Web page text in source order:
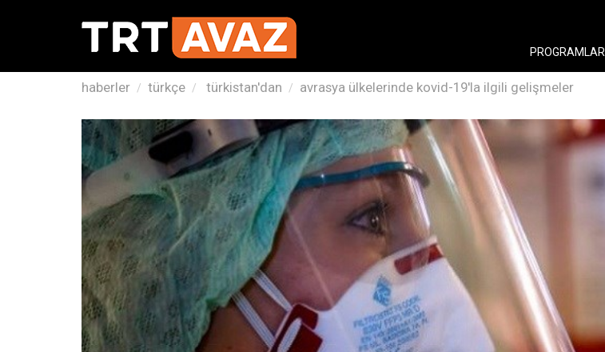
PROGRAMLAR
haberler türkçe türkistan'dan avrasya ülkelerinde kovid-19'la ilgili gelişmeler